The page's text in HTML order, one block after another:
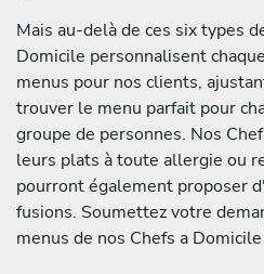
Mais au-delà de ces six types
Domicile personnalisent
menus pour nos clients,
trouver le menu parfait pour
groupe de personnes. Nos
leurs plats à toute allergie ou
pourront également proposer
fusions. Soumettez votre
menus de nos Chefs a